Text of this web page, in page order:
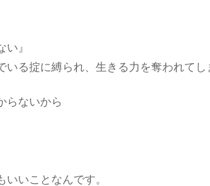
い』
いる掟に縛られ、生きる力を奪われてし
らないから
いいことなんです。